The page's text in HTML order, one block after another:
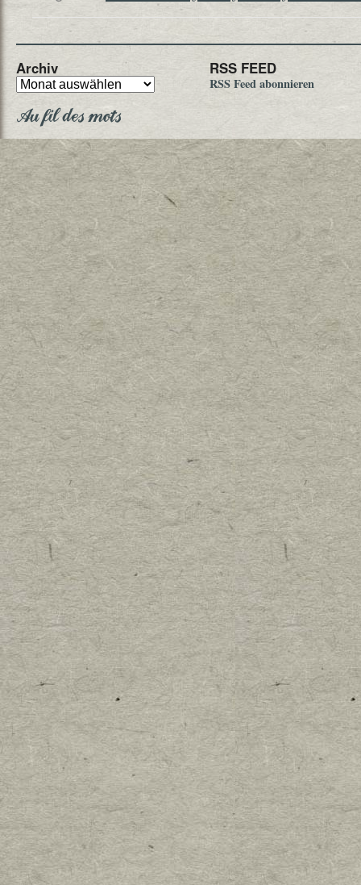
Archiv RSS FEED
RSS Feed abonnieren
Au fil des mots